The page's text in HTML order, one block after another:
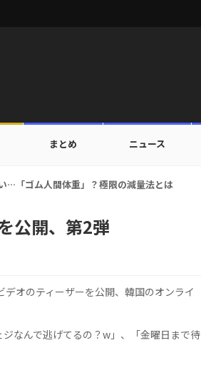
まとめ ニュース
旅行費用全額サポート！22カ国・64都市以上
公開、第2弾
オのティーザーを公開、韓国のオンライ
なんで逃げてるの？w」、「金曜日まで待